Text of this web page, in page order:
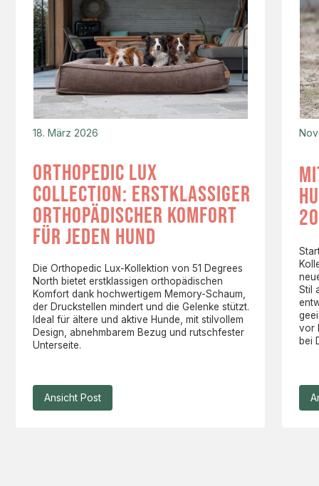
18. März 2026
orthopedic lux
collection: erstklassiger
orthopädischer komfort
für jeden hund
Die Orthopedic Lux-Kollektion von 51 Degrees
North bietet erstklassigen orthopädischen
Komfort dank hochwertigem Memory-Schaum,
der Druckstellen mindert und die Gelenke stützt.
Ideal für ältere und aktive Hunde, mit stilvollem
Design, abnehmbarem Bezug und rutschfester
Unterseite.
Ansicht Post
Stil
vor
bei